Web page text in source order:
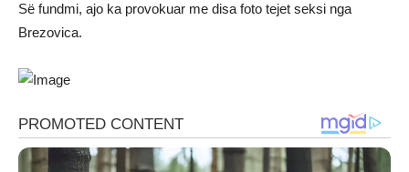
Së fundmi, ajo ka provokuar me disa foto tejet seksi nga
Brezovica.